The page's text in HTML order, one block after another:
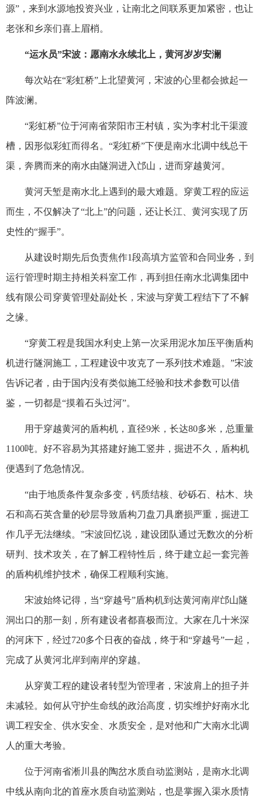
源”，来到水源地投资兴业，让南北之间联系更加紧密，也让
老张和乡亲们喜上眉梢。
“运水员”宋波：愿南水永续北上，黄河岁岁安澜
每次站在“彩虹桥”上北望黄河，宋波的心里都会掀起一
阵波澜。
“彩虹桥”位于河南省荥阳市王村镇，实为李村北干渠渡
槽，因形似彩虹而得名。“彩虹桥”下便是南水北调中线总干
渠，奔腾而来的南水由隧洞进入邙山，进而穿越黄河。
黄河天堑是南水北上遇到的最大难题。穿黄工程的应运
而生，不仅解决了“北上”的问题，还让长江、黄河实现了历
史性的“握手”。
从建设时期先后负责焦作1段高填方监管和合同业务，到
运行管理时期主持相关科室工作，再到担任南水北调集团中
线有限公司穿黄管理处副处长，宋波与穿黄工程结下了不解
之缘。
“穿黄工程是我国水利史上第一次采用泥水加压平衡盾构
机进行隧洞施工，工程建设中攻克了一系列技术难题。”宋波
告诉记者，由于国内没有类似施工经验和技术参数可以借
鉴，一切都是“摸着石头过河”。
用于穿越黄河的盾构机，直径9米，长达80多米，总重量
1100吨。好不容易为其搭建好施工竖井，掘进不久，盾构机
便遇到了危急情况。
“由于地质条件复杂多变，钙质结核、砂砾石、枯木、块
石和高石英含量的砂层导致盾构刀盘刀具磨损严重，掘进工
作几乎无法继续。”宋波回忆说，建设团队通过无数次的分析
研判、技术攻关，在了解工程特性后，终于建立起一套完善
的盾构机维护技术，确保工程顺利实施。
宋波始终记得，当“穿越号”盾构机到达黄河南岸邙山隧
洞出口的那一刻，所有建设者都喜极而泣。大家在几十米深
的河床下，经过720多个日夜的奋战，终于和“穿越号”一起，
完成了从黄河北岸到南岸的穿越。
从穿黄工程的建设者转型为管理者，宋波肩上的担子并
未减轻。如何从守护生命线的政治高度，切实维护好南水北
调工程安全、供水安全、水质安全，是对他和广大南水北调
人的重大考验。
位于河南省淅川县的陶岔水质自动监测站，是南水北调
中线从南向北的首座水质自动监测站，也是掌握入渠水质情